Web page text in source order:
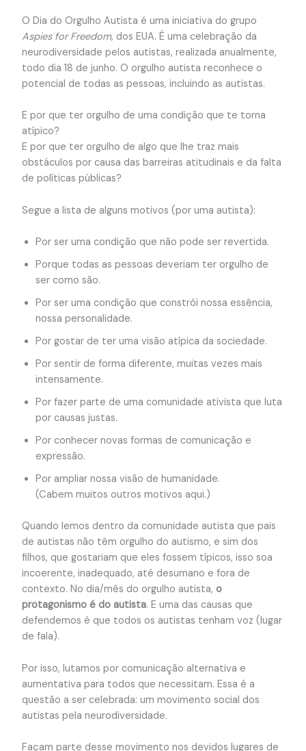
O Dia do Orgulho Autista é uma iniciativa do grupo
Aspies for Freedom, dos EUA. É uma celebração da
neurodiversidade pelos autistas, realizada anualmente,
todo dia 18 de junho. O orgulho autista reconhece o
potencial de todas as pessoas, incluindo as autistas.
E por que ter orgulho de uma condição que te torna
atípico?
E por que ter orgulho de algo que lhe traz mais
obstáculos por causa das barreiras atitudinais e da falta
de políticas públicas?
Segue a lista de alguns motivos (por uma autista):
Por ser uma condição que não pode ser revertida.
Porque todas as pessoas deveriam ter orgulho de
ser como são.
Por ser uma condição que constrói nossa essência,
nossa personalidade.
Por gostar de ter uma visão atípica da sociedade.
Por sentir de forma diferente, muitas vezes mais
intensamente.
Por fazer parte de uma comunidade ativista que luta
por causas justas.
Por conhecer novas formas de comunicação e
expressão.
Por ampliar nossa visão de humanidade.
(Cabem muitos outros motivos aqui.)
Quando lemos dentro da comunidade autista que pais
de autistas não têm orgulho do autismo, e sim dos
filhos, que gostariam que eles fossem típicos, isso soa
incoerente, inadequado, até desumano e fora de
contexto. No dia/mês do orgulho autista, o
protagonismo é do autista. E uma das causas que
defendemos é que todos os autistas tenham voz (lugar
de fala).
Por isso, lutamos por comunicação alternativa e
aumentativa para todos que necessitam. Essa é a
questão a ser celebrada: um movimento social dos
autistas pela neurodiversidade.
Façam parte desse movimento nos devidos lugares de